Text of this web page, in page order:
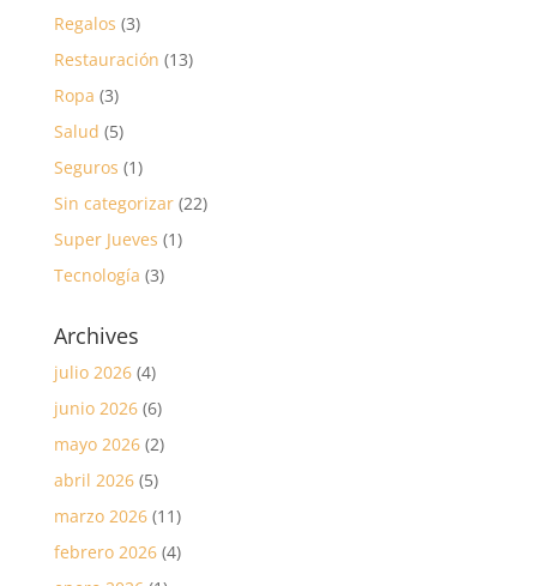
Regalos (3)
Restauración (13)
Ropa (3)
Salud (5)
Seguros (1)
Sin categorizar(22)
Super Jueves (1)
Tecnología (3)
Archives
julio 2026(4)
junio 2026(6)
mayo 2026(2)
abril 2026(5)
marzo 2026(11)
febrero 2026(4)